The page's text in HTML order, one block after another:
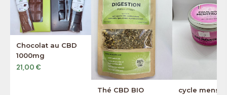
Chocolat au CBD
1000mg
21,00 €
Thé CBD BIO cycle